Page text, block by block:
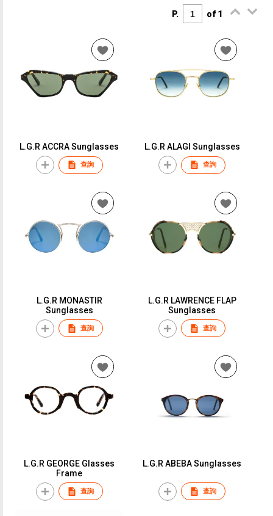
P. of 1
L.G.R ACCRA Sunglasses
查詢
L.G.R ALAGI Sunglasses
查詢
L.G.R MONASTIR
Sunglasses
查詢
L.G.R LAWRENCE FLAP
Sunglasses
查詢
L.G.R GEORGE Glasses
Frame
查詢
L.G.R ABEBA Sunglasses
查詢